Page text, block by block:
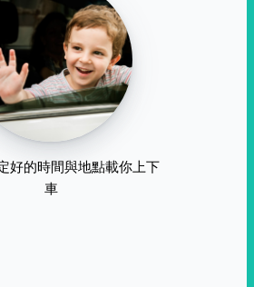
好的時間與地點載你上下
車